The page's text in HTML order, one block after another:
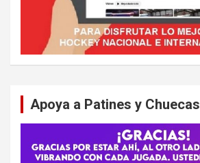
Apoya a Patines y Chuecas